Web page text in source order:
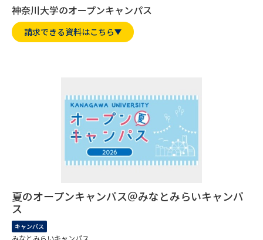
専門学校の資料請求
配慮案内」の請求
高等学校卒業程度認定試験
幼稚園教員資格認定試験 小学校教員資格認定試験
高等学校（情報）教員資格認定
神奈川大学のオープンキャンパス
請求できる資料はこちら
夏のオープンキャンパス＠みなとみらいキャンパ
ス
キャンパス
みなとみらいキャンパス